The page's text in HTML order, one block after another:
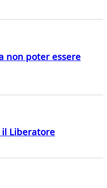
non poter essere
il Liberatore